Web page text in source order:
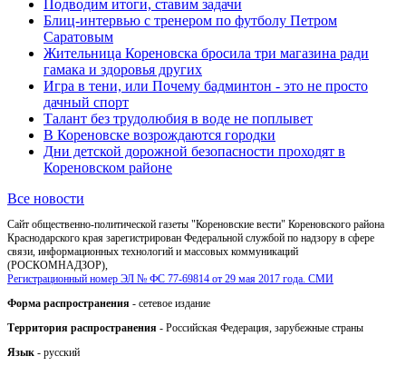
Подводим итоги, ставим задачи
Блиц-интервью с тренером по футболу Петром
Саратовым
Жительница Кореновска бросила три магазина ради
гамака и здоровья других
Игра в тени, или Почему бадминтон - это не просто
дачный спорт
Талант без трудолюбия в воде не поплывет
В Кореновске возрождаются городки
Дни детской дорожной безопасности проходят в
Кореновском районе
Все новости
Сайт общественно-политической газеты "Кореновские вести" Кореновского района
Краснодарского края зарегистрирован Федеральной службой по надзору в сфере
связи, информационных технологий и массовых коммуникаций
(РОСКОМНАДЗОР),
Регистрационный номер ЭЛ № ФС 77-69814 от 29 мая 2017 года. СМИ
Форма распространения - сетевое издание
Территория распространения - Российская Федерация, зарубежные страны
Язык - русский